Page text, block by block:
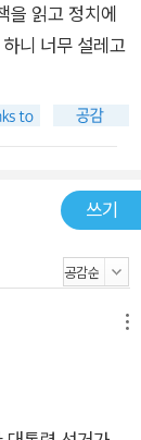
을 읽고 정치에
니 너무 설레고
쓰기